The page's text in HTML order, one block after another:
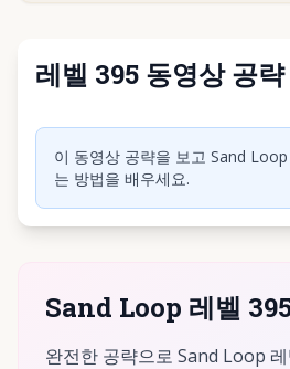
레벨 395 동영상 공략
동영상 재생하려면
이 동영상 공략을 보고 Sand
는 방법을 배우세요.
Sand Loop 레벨
완전한 공략으로 Sand Loop